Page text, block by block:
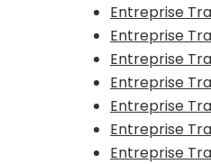
Entreprise
Entreprise
Entreprise
Entreprise
Entreprise
Entreprise
Entreprise